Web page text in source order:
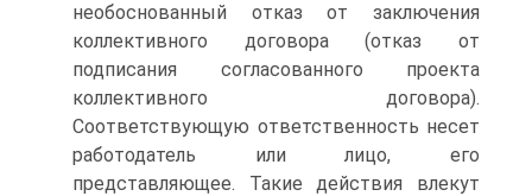
необоснованный отказ от заключения
коллективного договора (отказ от
подписания согласованного проекта
коллективного договора).
Соответствующую ответственность несет
работодатель или лицо, его
представляющее. Такие действия влекут